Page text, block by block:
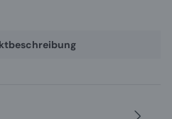
einen Alkoholgehalt